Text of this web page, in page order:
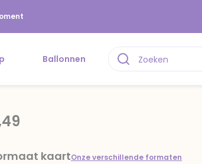
Ballonnen
kaartOnze verschillende formaten